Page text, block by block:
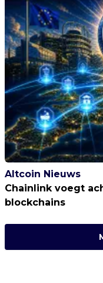
Altcoin Nieuws
Chainlink voegt
blockchains